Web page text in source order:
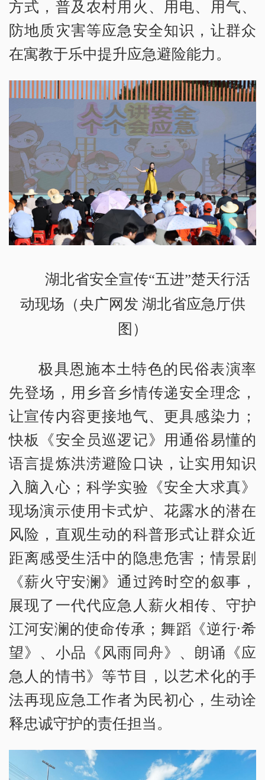
方式，普及农村用火、用电、用气、
防地质灾害等应急安全知识，让群众
在寓教于乐中提升应急避险能力。
湖北省安全宣传“五进”楚天行活
动现场（央广网发 湖北省应急厅供
图）
极具恩施本土特色的民俗表演率
先登场，用乡音乡情传递安全理念，
让宣传内容更接地气、更具感染力；
快板《安全员巡逻记》用通俗易懂的
语言提炼洪涝避险口诀，让实用知识
入脑入心；科学实验《安全大求真》
现场演示使用卡式炉、花露水的潜在
风险，直观生动的科普形式让群众近
距离感受生活中的隐患危害；情景剧
《薪火守安澜》通过跨时空的叙事，
展现了一代代应急人薪火相传、守护
江河安澜的使命传承；舞蹈《逆行·希
望》、小品《风雨同舟》、朗诵《应
急人的情书》等节目，以艺术化的手
法再现应急工作者为民初心，生动诠
释忠诚守护的责任担当。